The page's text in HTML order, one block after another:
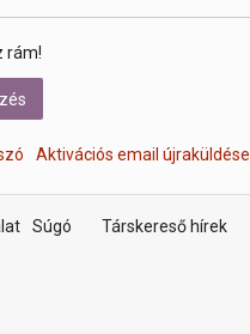
rám!
Aktivációs email újraküldése
Súgó Társkereső hírek